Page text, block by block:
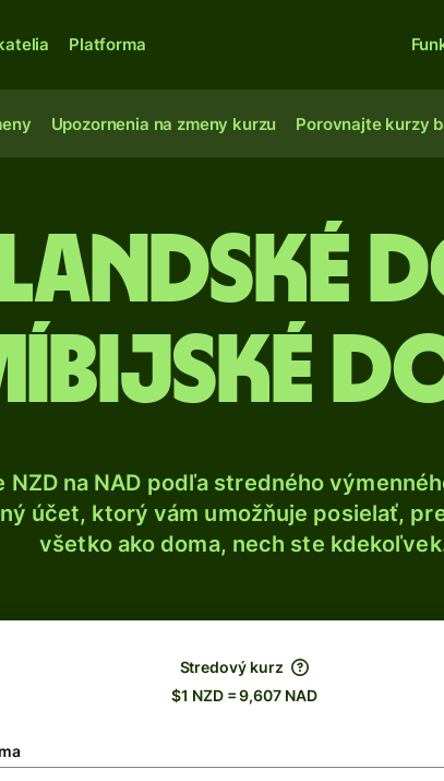
Platforma
Upozornenia na zmeny kurzu Porovnajte kurzy
NZD na NAD podľa stredného
účet, ktorý vám umožňuje posielať,
všetko ako doma, nech ste
Stredový kurz
$1 NZD = 9,607 NAD